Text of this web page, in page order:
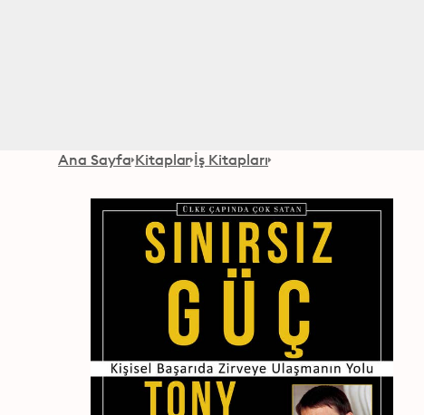
Ana Sayfa Kitaplar İş Kitapları